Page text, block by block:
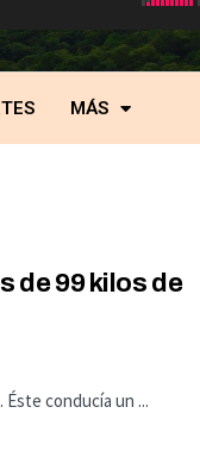
MÁS
de 99 kilos de
conducía un ...